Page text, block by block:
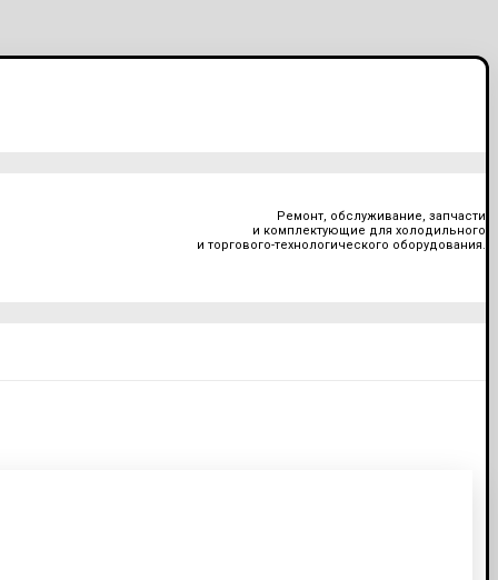
Ремонт, обслуживание, запчасти
и комплектующие для холодильного
и торгового-технологического оборудования.